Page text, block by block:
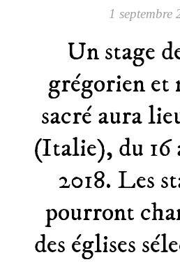
1 septembre
Un stage
grégorien et
sacré aura
(Italie), du 16
2018. Les
pourront
des églises